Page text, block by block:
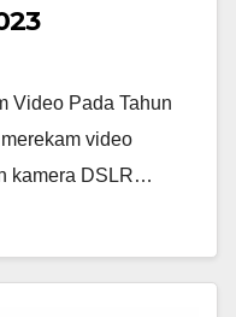
Video Pada Tahun
video
kamera DSLR…